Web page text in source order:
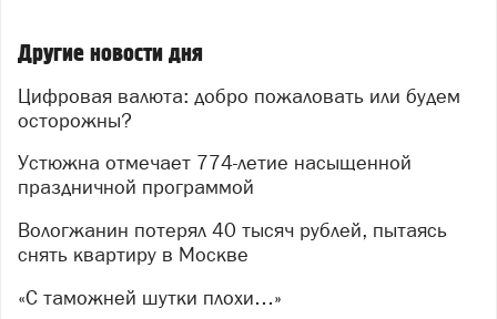
Другие новости дня
Цифровая валюта: добро пожаловать или будем
осторожны?
Устюжна отмечает 774-летие насыщенной
праздничной программой
Вологжанин потерял 40 тысяч рублей, пытаясь
снять квартиру в Москве
«С таможней шутки плохи…»